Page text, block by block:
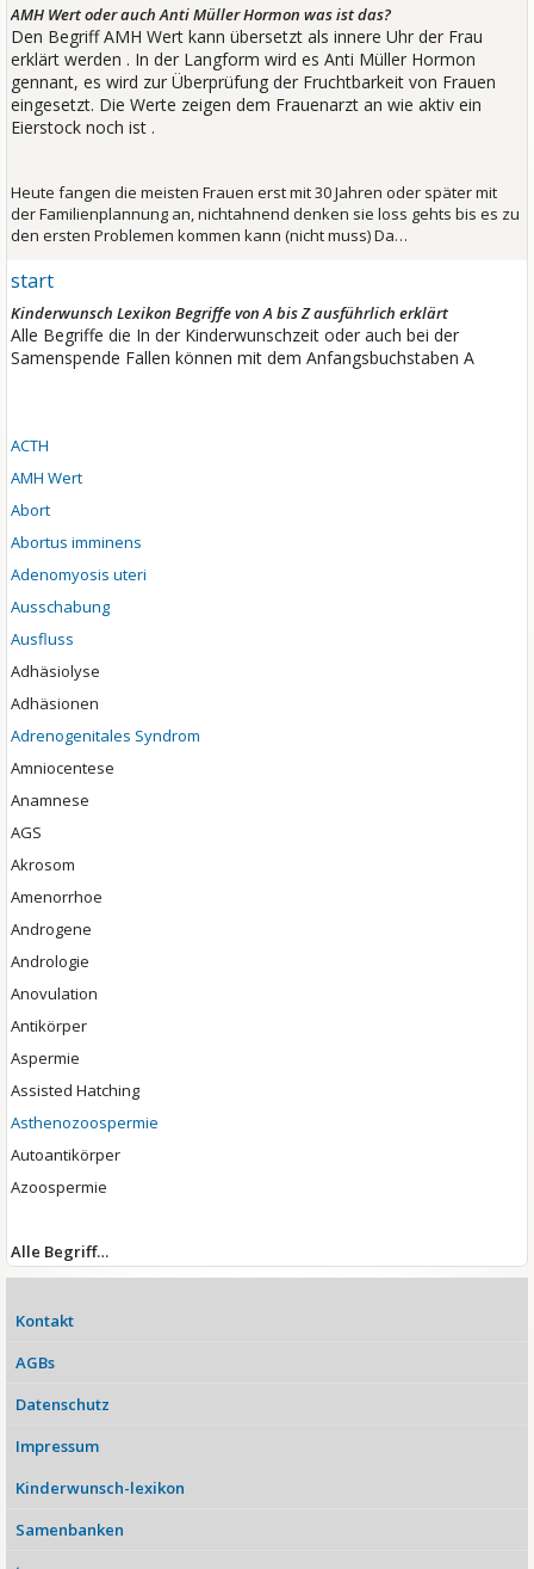
AMH Wert oder auch Anti Müller Hormon was ist das?
Den Begriff AMH Wert kann übersetzt als innere Uhr der Frau
erklärt werden . In der Langform wird es Anti Müller Hormon
gennant, es wird zur Überprüfung der Fruchtbarkeit von Frauen
eingesetzt. Die Werte zeigen dem Frauenarzt an wie aktiv ein
Eierstock noch ist .
Heute fangen die meisten Frauen erst mit 30 Jahren oder später mit
der Familienplannung an, nichtahnend denken sie loss gehts bis es zu
den ersten Problemen kommen kann (nicht muss) Da…
start
Kinderwunsch Lexikon Begriffe von A bis Z ausführlich erklärt
Alle Begriffe die In der Kinderwunschzeit oder auch bei der
Samenspende Fallen können mit dem Anfangsbuchstaben A
ACTH
AMH Wert
Abort
Abortus imminens
Adenomyosis uteri
Ausschabung
Ausfluss
Adhäsiolyse
Adhäsionen
Adrenogenitales Syndrom
Amniocentese
Anamnese
AGS
Akrosom
Amenorrhoe
Androgene
Andrologie
Anovulation
Antikörper
Aspermie
Assisted Hatching
Asthenozoospermie
Autoantikörper
Azoospermie
Alle Begriff…
Kontakt
AGBs
Datenschutz
Impressum
Kinderwunsch-lexikon
Samenbanken